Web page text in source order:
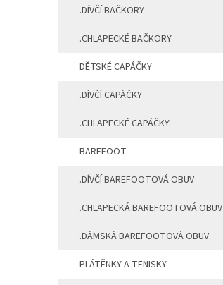
.DÍVČÍ BAČKORY
.CHLAPECKÉ BAČKORY
DĚTSKÉ CAPÁČKY
.DÍVČÍ CAPÁČKY
.CHLAPECKÉ CAPÁČKY
BAREFOOT
.DÍVČÍ BAREFOOTOVÁ OBUV
.CHLAPECKÁ BAREFOOTOVÁ OBUV
.DÁMSKÁ BAREFOOTOVÁ OBUV
PLÁTĚNKY A TENISKY